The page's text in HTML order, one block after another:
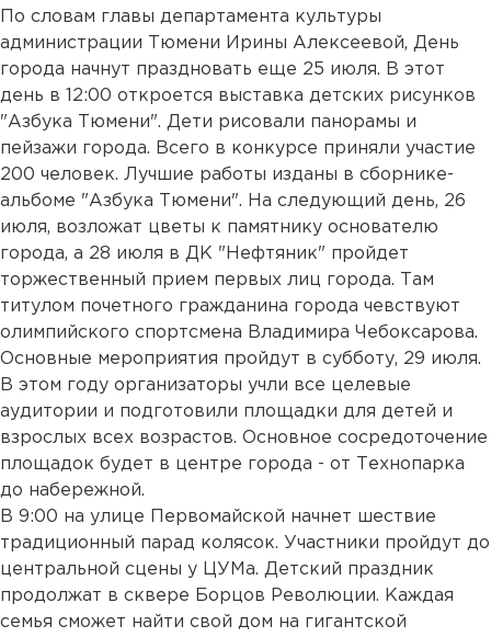
По словам главы департамента культуры
администрации Тюмени Ирины Алексеевой, День
города начнут праздновать еще 25 июля. В этот
день в 12:00 откроется выставка детских рисунков
"Азбука Тюмени". Дети рисовали панорамы и
пейзажи города. Всего в конкурсе приняли участие
200 человек. Лучшие работы изданы в сборнике-
альбоме "Азбука Тюмени". На следующий день, 26
июля, возложат цветы к памятнику основателю
города, а 28 июля в ДК "Нефтяник" пройдет
торжественный прием первых лиц города. Там
титулом почетного гражданина города чевствуют
олимпийского спортсмена Владимира Чебоксарова.
Основные мероприятия пройдут в субботу, 29 июля.
В этом году организаторы учли все целевые
аудитории и подготовили площадки для детей и
взрослых всех возрастов. Основное сосредоточение
площадок будет в центре города - от Технопарка
до набережной.
В 9:00 на улице Первомайской начнет шествие
традиционный парад колясок. Участники пройдут до
центральной сцены у ЦУМа. Детский праздник
продолжат в сквере Борцов Революции. Каждая
семья сможет найти свой дом на гигантской